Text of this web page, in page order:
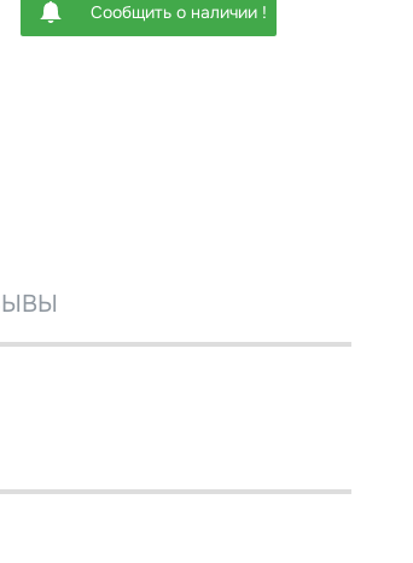
Сообщить о наличии !